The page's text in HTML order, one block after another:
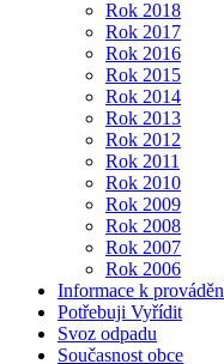
Rok 2018
Rok 2017
Rok 2016
Rok 2015
Rok 2014
Rok 2013
Rok 2012
Rok 2011
Rok 2010
Rok 2009
Rok 2008
Rok 2007
Rok 2006
Informace k
Potřebuji Vyřídit
Svoz odpadu
Současnost obce